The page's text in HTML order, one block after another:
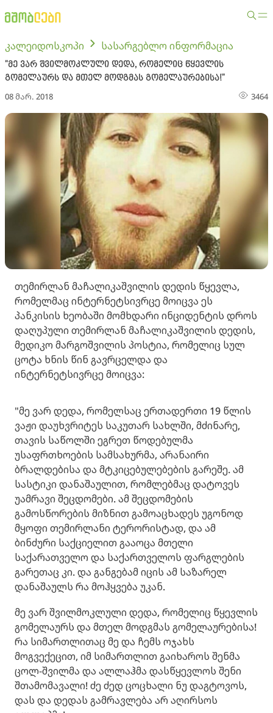
კალეიდოსკოპი სასარგებლო ინფორმაცია
"მე ვარ შვილმოკლული დედა, რომელიც წყევლის
გომელაურს და მთელ მოდგმას გომელაურებისა!"
08 მარ. 2018 3464
თემირლან მაჩალიკაშვილის დედის წყევლა,
რომელმაც ინტერნეტსივრცე მოიცვა ეს
პანკისის ხეობაში მომხდარი ინციდენტის დროს
დაღუპული თემირლან მაჩალიკაშვილის დედის,
მედიკო მარგოშვილის პოსტია, რომელიც სულ
ცოტა ხნის წინ გავრცელდა და
ინტერნეტსივრცე მოიცვა:
"მე ვარ დედა, რომელსაც ერთადერთი 19 წლის
ვაჟი დაუხვრიტეს საკუთარ სახლში, მძინარე,
თავის საწოლში ეგრეთ წოდებულმა
უსაფრთხოების სამსახურმა, არანაირი
ბრალდებისა და მტკიცებულებების გარეშე. ამ
სასტიკი დანაშაულით, რომლებმაც დატოვეს
უამრავი შეცდომები. ამ შეცდომების
გამოსწორების მიზნით გამოაცხადეს უგონოდ
მყოფი თემირლანი ტერორისტად, და ამ
ბინძური საქციელით გააოცა მთელი
საქარათველო და საქართველოს ფარგლების
გარეთაც კი. და განგებამ იცის ამ საზარელ
დანაშაულს რა მოჰყვება უკან.
მე ვარ შვილმოკლული დედა, რომელიც წყევლის
გომელაურს და მთელ მოდგმას გომელაურებისა!
რა სიმართლითაც მე და ჩემს ოჯახს
მოგვექეცით, იმ სიმართლით გაიხაროს შენმა
ცოლ-შვილმა და ალლაჰმა დასწყევლოს შენი
შთამომავალი! ძე ძედ ცოცხალი ნუ დაგტოვოს,
დას და დედას გამრავლება არ აღირსოს